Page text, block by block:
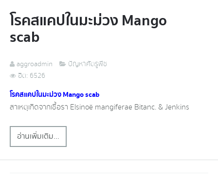
โรคสแคปในมะม่วง​ Mango
scab
aggroadmin
ปัญหาศัตรูพืช
ฮิต: 6526
โรคสแคปในมะม่วง​ Mango scab
สาเหตุ​เกิดจาก​เชื้อ​รา​ Elsinoë​ mangiferae​ Bitanc.​ &​ Jenkins
อ่านเพิ่มเติม...